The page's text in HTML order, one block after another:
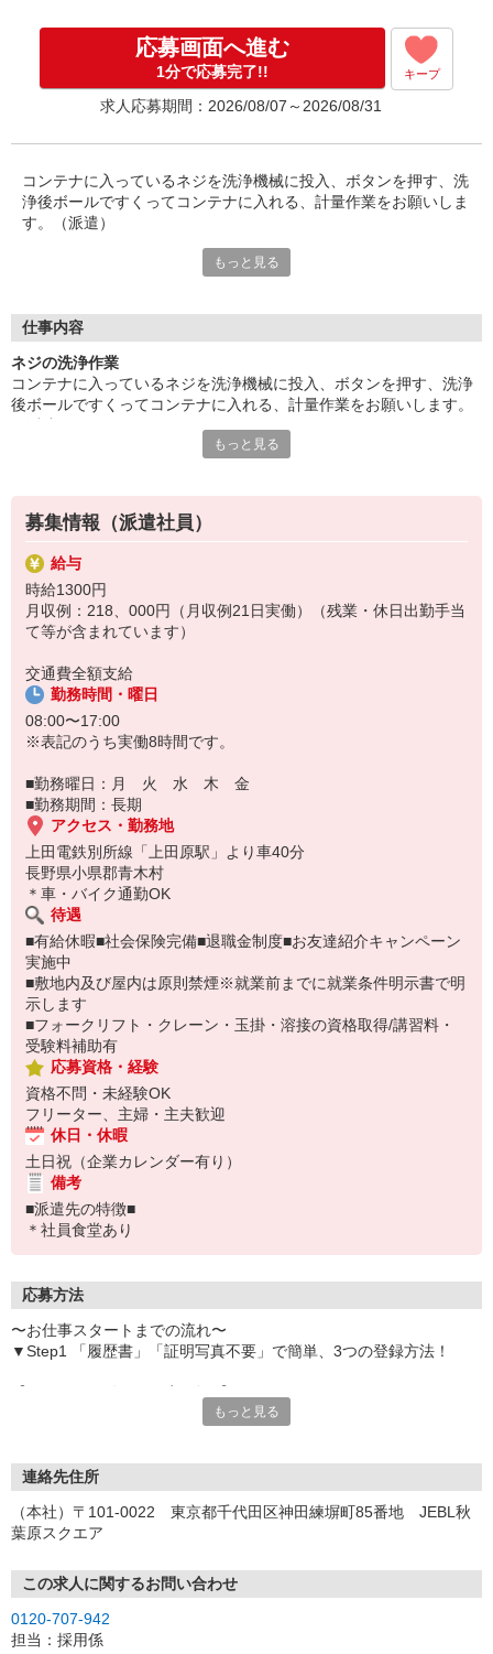
応募画面へ進む
1分で応募完了!! キープ
求人応募期間：2026/08/07～2026/08/31
コンテナに入っているネジを洗浄機械に投入、ボタンを押す、洗
浄後ボールですくってコンテナに入れる、計量作業をお願いしま
す。（派遣）
未経験者大歓迎。長期勤務可能。土日祝休み。時間相談可能。日
ク・自転車通勤可能。社員食堂・休憩室あります。
ざいます。詳細はオペレーターまでお問合せください。
『テクノ・サービス』は、派遣業界大手スタッフサービスグルー
全国にあるお仕事の中から、一人ひとりのスキルや希望条件に応
安全管理体制も万全ですので安心してご就業いただけます。
登録方法は、【オンライン】【電話】【登録会来場】の3つから
選べます♪
★★履歴書・証明写真は不要！★★
また、ご登録済の方はお仕事の紹介がスムーズです。
ご応募お待ちしています。
もっと見る
仕事内容
ネジの洗浄作業
コンテナに入っているネジを洗浄機械に投入、ボタンを押す、洗浄
後ボールですくってコンテナに入れる、計量作業をお願いします。
未経験者大歓迎。長期勤務可能。土日祝休み。時間相談可能。日
自転車通勤可能。社員食堂・休憩室あります。
もっと見る
募集情報（派遣社員）
給与
時給1300円
月収例：218、000円（月収例21日実働）（残業・休日出勤手当
て等が含まれています）
交通費全額支給
勤務時間・曜日
08:00〜17:00
※表記のうち実働8時間です。
■勤務曜日：月 火 水 木 金
■勤務期間：長期
アクセス・勤務地
上田電鉄別所線「上田原駅」より車40分
長野県小県郡青木村
＊車・バイク通勤OK
待遇
■有給休暇■社会保険完備■退職金制度■お友達紹介キャンペーン
実施中
■敷地内及び屋内は原則禁煙※就業前までに就業条件明示書で明
示します
■フォークリフト・クレーン・玉掛・溶接の資格取得/講習料・
受験料補助有
応募資格・経験
資格不問・未経験OK
フリーター、主婦・主夫歓迎
休日・休暇
土日祝（企業カレンダー有り）
備考
■派遣先の特徴■
＊社員食堂あり
応募方法
〜お仕事スタートまでの流れ〜
▼Step1 「履歴書」「証明写真不要」で簡単、3つの登録方法！
いつでも好きな時間に登録OK
受付時間/平日9:00〜19:00
【来場登録（目安1時間30分）】
▼Step2 全国にあるお仕事の中から、あなたにピッタリのお仕事を
ご案内
▼Step3 就業前に職場見学で気になる事はしっかりチェック！
もっと見る
連絡先住所
（本社）〒101-0022 東京都千代田区神田練塀町85番地 JEBL秋
葉原スクエア
この求人に関するお問い合わせ
0120-707-942
担当：採用係